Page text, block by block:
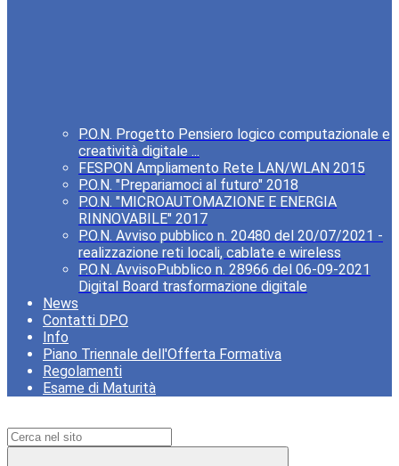
P.O.N. Progetto Pensiero logico computazionale e
creatività digitale ...
FESPON Ampliamento Rete LAN/WLAN 2015
P.O.N. "Prepariamoci al futuro" 2018
P.O.N. "MICROAUTOMAZIONE E ENERGIA
RINNOVABILE" 2017
P.O.N. Avviso pubblico n. 20480 del 20/07/2021 -
realizzazione reti locali, cablate e wireless
P.O.N. AvvisoPubblico n. 28966 del 06-09-2021
Digital Board trasformazione digitale
News
Contatti DPO
Info
Piano Triennale dell'Offerta Formativa
Regolamenti
Esame di Maturità